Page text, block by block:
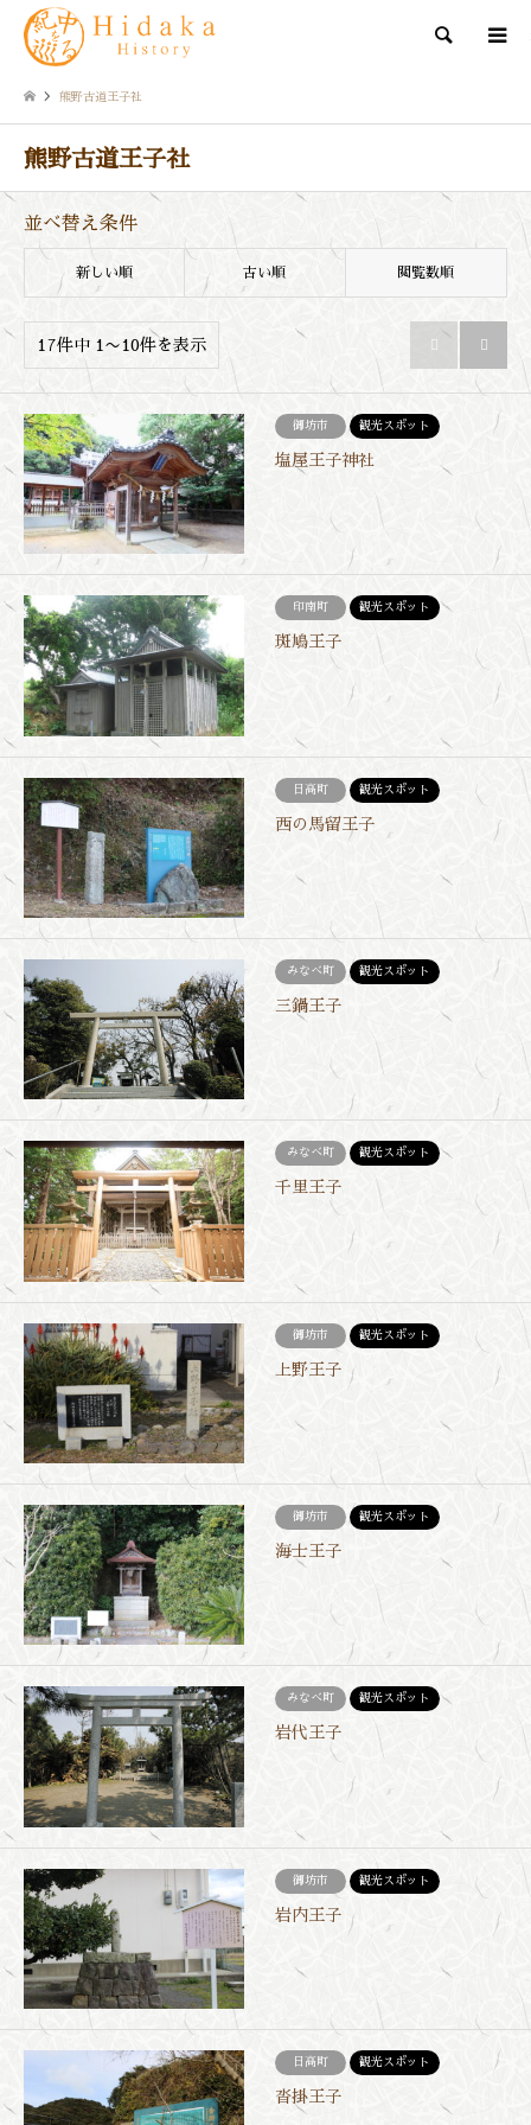
検索
熊野古道王子社
熊野古道王子社
並べ替え条件
新しい順 古い順 閲覧数順
17件中 1〜10件を表示  
御坊市 観光スポット
塩屋王子神社
印南町 観光スポット
斑鳩王子
日高町 観光スポット
西の馬留王子
みなべ町 観光スポット
三鍋王子
みなべ町 観光スポット
千里王子
御坊市 観光スポット
上野王子
御坊市 観光スポット
海士王子
みなべ町 観光スポット
岩代王子
御坊市 観光スポット
岩内王子
日高町 観光スポット
沓掛王子